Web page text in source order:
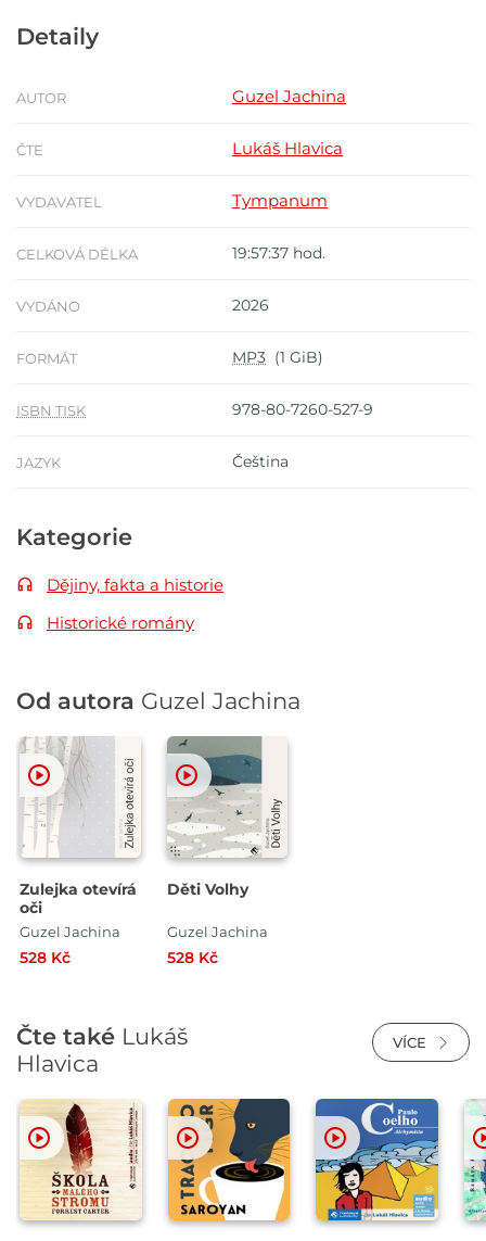
Detaily
AUTOR Guzel Jachina
ČTE Lukáš Hlavica
VYDAVATEL Tympanum
CELKOVÁ DÉLKA 19:57:37 hod.
VYDÁNO 2026
FORMÁT MP3 (1 GiB)
ISBN TISK 978-80-7260-527-9
JAZYK Čeština
Kategorie
Dějiny, fakta a historie
Historické romány
Od autora Guzel Jachina
Zulejka otevírá
oči
Guzel Jachina
528 Kč
Děti Volhy
Guzel Jachina
528 Kč
Čte také Lukáš
Hlavica
VÍCE